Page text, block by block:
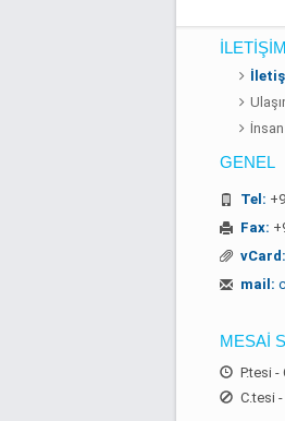
İLETİŞİM
GENEL
Tel:
Fax:
vCard:
mail:
MESAİ
P.tesi -
C.tesi